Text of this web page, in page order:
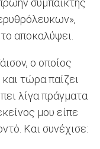
συμπαίκτης
αποκαλύψει.
ο οποίος
τώρα παίζει
λίγα πράγματα
μου είπε
Και συνέχισε: